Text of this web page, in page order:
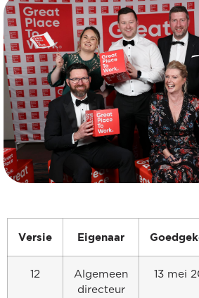
Versie Eigenaar
12
Algemeen
directeur
13 mei